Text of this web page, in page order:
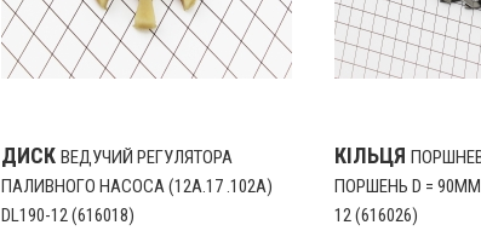
ДИСК ВЕДУЧИЙ РЕГУЛЯТОРА
ПАЛИВНОГО НАСОСА (12A.17 .102A)
DL190-12 (616018)
КІЛЬЦЯ
ПОРШЕНЬ D = 90ММ
12 (616026)